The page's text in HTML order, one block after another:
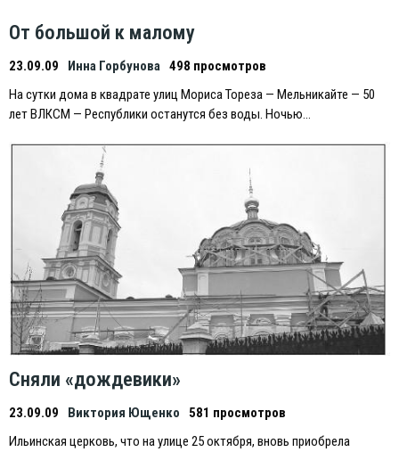
От большой к малому
23.09.09 Инна Горбунова 498 просмотров
На сутки дома в квадрате улиц Мориса Тореза — Мельникайте — 50
лет ВЛКСМ — Республики останутся без воды. Ночью…
Сняли «дождевики»
23.09.09 Виктория Ющенко
581 просмотров
Ильинская церковь, что на улице 25 октября, вновь приобрела